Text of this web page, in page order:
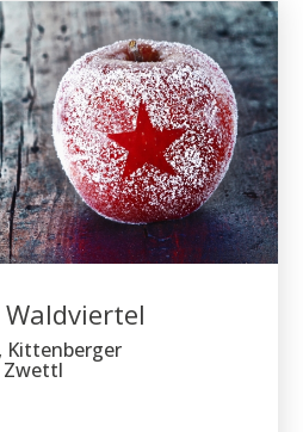
Kittenberger
Zwettl